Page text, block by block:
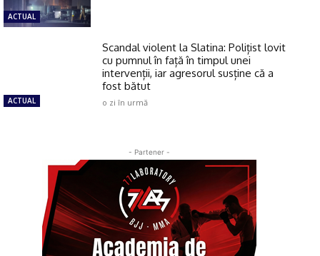
ACTUAL
ACTUAL
Scandal violent la Slatina: Polițist lovit
cu pumnul în față în timpul unei
intervenții, iar agresorul susține că a
fost bătut
o zi în urmă
- Partener -